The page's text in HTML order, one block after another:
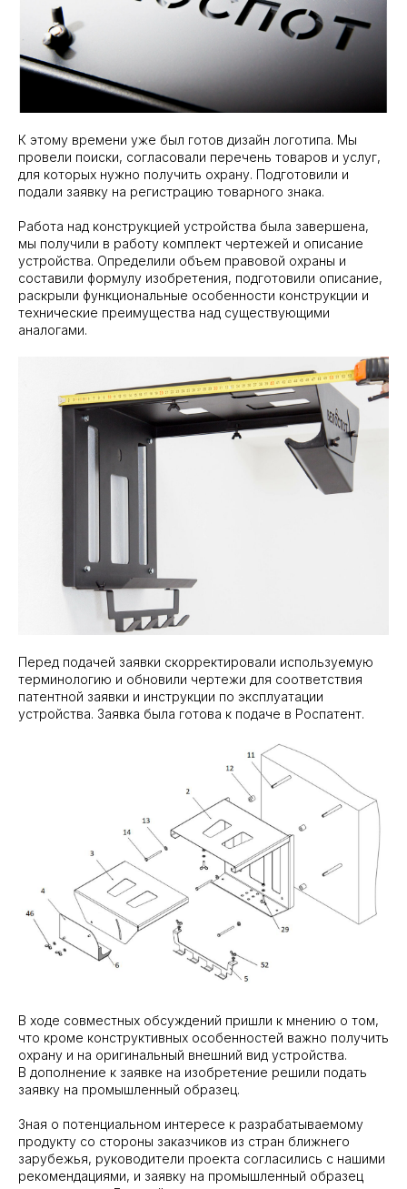
К этому времени уже был готов дизайн логотипа. Мы
провели поиски, согласовали перечень товаров и услуг,
для которых нужно получить охрану. Подготовили и
подали заявку на регистрацию товарного знака.
Работа над конструкцией устройства была завершена,
мы получили в работу комплект чертежей и описание
устройства. Определили объем правовой охраны и
составили формулу изобретения, подготовили описание,
раскрыли функциональные особенности конструкции и
технические преимущества над существующими
аналогами.
Перед подачей заявки скорректировали используемую
терминологию и обновили чертежи для соответствия
патентной заявки и инструкции по эксплуатации
устройства. Заявка была готова к подаче в Роспатент.
В ходе совместных обсуждений пришли к мнению о том,
что кроме конструктивных особенностей важно получить
охрану и на оригинальный внешний вид устройства.
В дополнение к заявке на изобретение решили подать
заявку на промышленный образец.
Зная о потенциальном интересе к разрабатываемому
продукту со стороны заказчиков из стран ближнего
зарубежья, руководители проекта согласились с нашими
рекомендациями, и заявку на промышленный образец